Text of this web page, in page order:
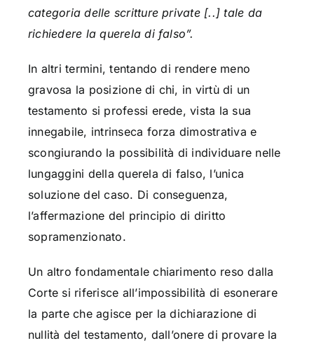
categoria delle scritture private [..] tale da
richiedere la querela di falso”.
In altri termini, tentando di rendere meno
gravosa la posizione di chi, in virtù di un
testamento si professi erede, vista la sua
innegabile, intrinseca forza dimostrativa e
scongiurando la possibilità di individuare nelle
lungaggini della querela di falso, l’unica
soluzione del caso. Di conseguenza,
l’affermazione del principio di diritto
sopramenzionato.
Un altro fondamentale chiarimento reso dalla
Corte si riferisce all’impossibilità di esonerare
la parte che agisce per la dichiarazione di
nullità del testamento, dall’onere di provare la